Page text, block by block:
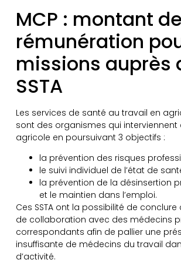
MCP : montant
rémunération
missions auprès
SSTA
Les services de santé au travail en
sont des organismes qui interviennent
agricole en poursuivant 3 objectifs :
la prévention des risques
le suivi individuel de l’état de
la prévention de la désinsertion
et le maintien dans l’emploi.
Ces SSTA ont la possibilité de
de collaboration avec des médecins
correspondants afin de pallier une
insuffisante de médecins du travail
d’activité.